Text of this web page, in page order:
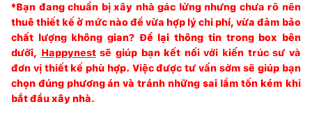
*Bạn đang chuẩn bị xây nhà gác lửng nhưng chưa rõ nên
thuê thiết kế ở mức nào để vừa hợp lý chi phí, vừa đảm bảo
chất lượng không gian? Để lại thông tin trong box bên
dưới, Happynestsẽ giúp bạn kết nối với kiến trúc sư và
đơn vị thiết kế phù hợp. Việc được tư vấn sớm sẽ giúp bạn
chọn đúng phương án và tránh những sai lầm tốn kém khi
bắt đầu xây nhà.